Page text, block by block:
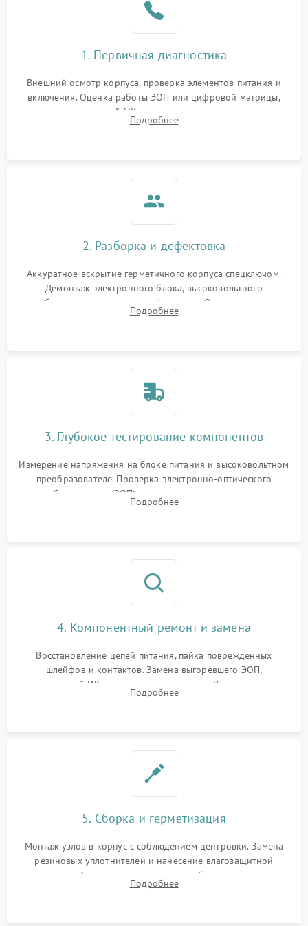
1. Первичная диагностика
Внешний осмотр корпуса, проверка элементов питания и
включения. Оценка работы ЭОП или цифровой матрицы,
проверка встроенной ИК-подсветки и механизма выверки
прицельной сетки. Выявление видимых дефектов оптики и
Подробнее
2. Разборка и дефектовка
Аккуратное вскрытие герметичного корпуса спецключом.
Демонтаж электронного блока, высоковольтного
преобразователя и оптической системы. Осмотр контактов
на окисление и проверка целостности уплотнительных
Подробнее
3. Глубокое тестирование компонентов
Измерение напряжения на блоке питания и высоковольтном
преобразователе. Проверка электронно-оптического
преобразователя (ЭОП) на стенде на предмет эмиссии,
шумов и засветок. Диагностика микросхем цифровых
Подробнее
4. Компонентный ремонт и замена
Восстановление цепей питания, пайка поврежденных
шлейфов и контактов. Замена выгоревшего ЭОП,
неисправной ИК-подсветки или матрицы. Ультразвуковая
очистка плат и удаление загрязнений с линз объектива и
Подробнее
5. Сборка и герметизация
Монтаж узлов в корпус с соблюдением центровки. Замена
резиновых уплотнителей и нанесение влагозащитной
смазки. Заполнение внутреннего объема прицела
осушенным азотом для предотвращения запотевания оптики
Подробнее